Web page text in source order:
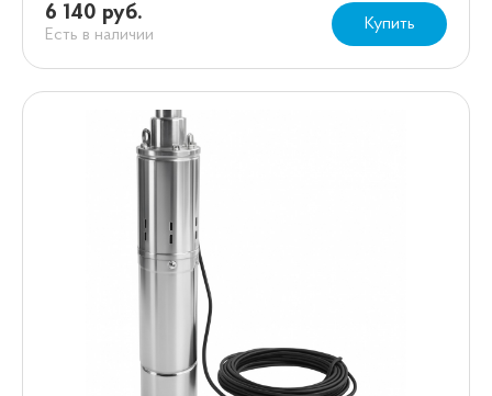
6 140 руб.
Есть в наличии
Купить